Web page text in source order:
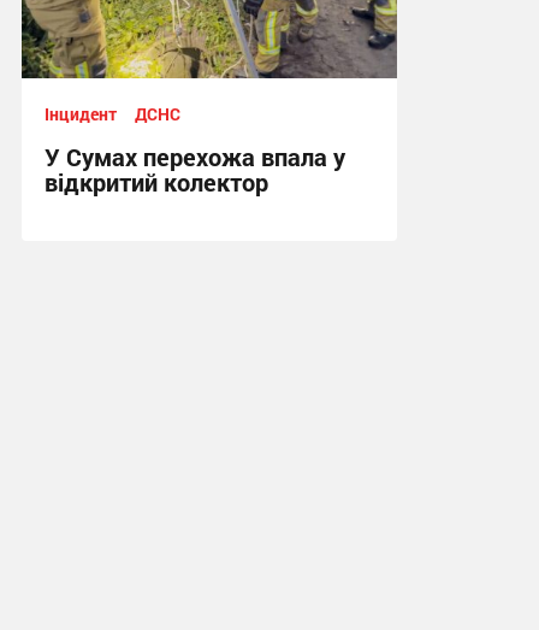
Інцидент ДСНС
У Сумах перехожа впала у
відкритий колектор